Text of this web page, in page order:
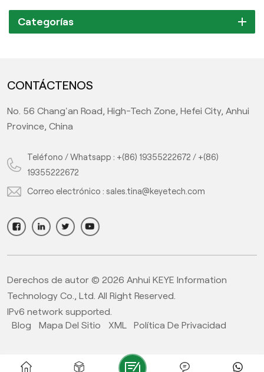
Categorías
CONTÁCTENOS
No. 56 Chang'an Road, High-Tech Zone, Hefei City, Anhui
Province, China
Teléfono / Whatsapp : +(86) 19355222672 / +(86)
19355222672
Correo electrónico :sales.tina@keyetech.com
Derechos de autor © 2026 Anhui KEYE Information
Technology Co., Ltd. All Right Reserved.
IPv6 network supported.
Blog
Mapa Del Sitio XML Política De Privacidad